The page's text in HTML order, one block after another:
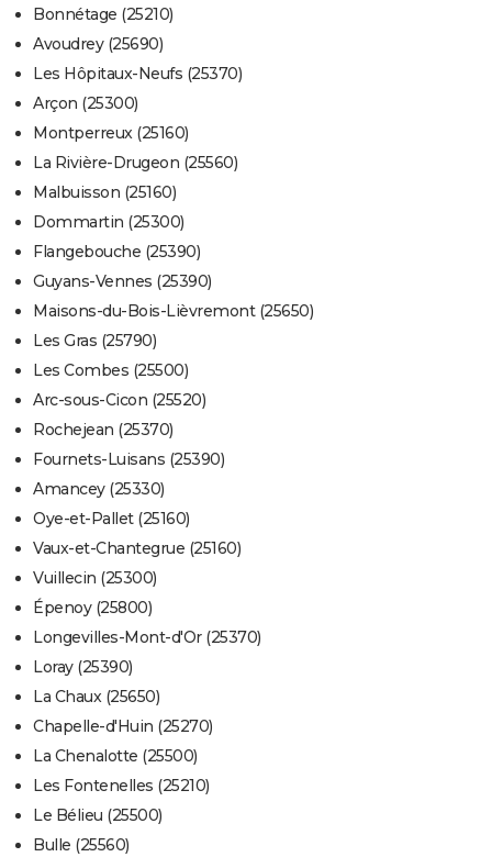
Bonnétage (25210)
Avoudrey (25690)
Les Hôpitaux-Neufs (25370)
Arçon (25300)
Montperreux (25160)
La Rivière-Drugeon (25560)
Malbuisson (25160)
Dommartin (25300)
Flangebouche (25390)
Guyans-Vennes (25390)
Maisons-du-Bois-Lièvremont (25650)
Les Gras (25790)
Les Combes (25500)
Arc-sous-Cicon (25520)
Rochejean (25370)
Fournets-Luisans (25390)
Amancey (25330)
Oye-et-Pallet (25160)
Vaux-et-Chantegrue (25160)
Vuillecin (25300)
Épenoy (25800)
Longevilles-Mont-d'Or (25370)
Loray (25390)
La Chaux (25650)
Chapelle-d'Huin (25270)
La Chenalotte (25500)
Les Fontenelles (25210)
Le Bélieu (25500)
Bulle (25560)